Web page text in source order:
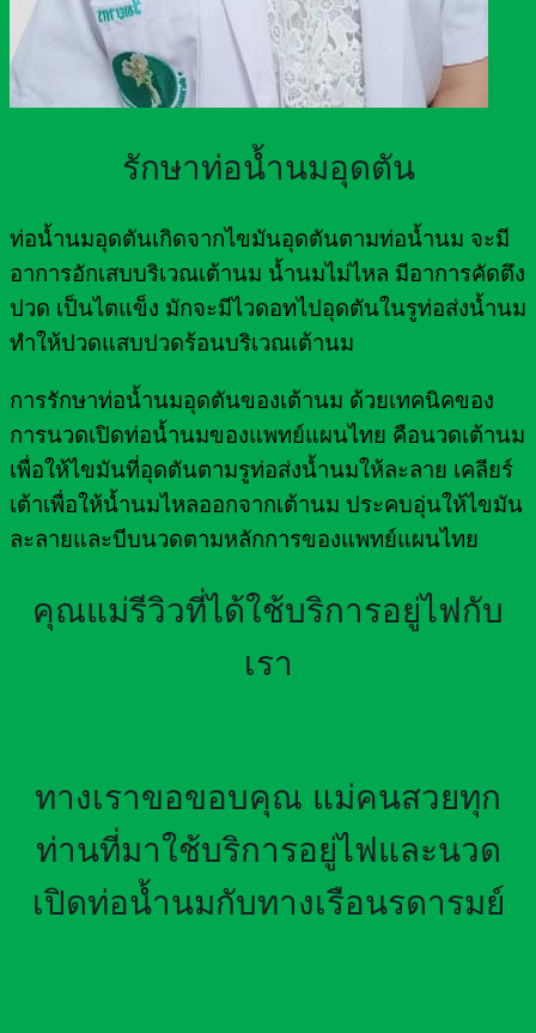
รักษาท่อน้ำนมอุดตัน
ท่อน้ำนมอุดตันเกิดจากไขมันอุดตันตามท่อน้ำนม จะมี
อาการอักเสบบริเวณเต้านม น้ำนมไม่ไหล มีอาการคัดตึง
ปวด เป็นไตแข็ง มักจะมีไวดอทไปอุดตันในรูท่อส่งน้ำนม
ทำให้ปวดแสบปวดร้อนบริเวณเต้านม
การรักษาท่อน้ำนมอุดตันของเต้านม ด้วยเทคนิคของ
การนวดเปิดท่อน้ำนมของแพทย์แผนไทย คือนวดเต้านม
เพื่อให้ไขมันที่อุดตันตามรูท่อส่งน้ำนมให้ละลาย เคลียร์
เต้าเพื่อให้น้ำนมไหลออกจากเต้านม ประคบอุ่นให้ไขมัน
ละลายและบีบนวดตามหลักการของแพทย์แผนไทย
คุณแม่รีวิวที่ได้ใช้บริการอยู่ไฟกับ
เรา
ทางเราขอขอบคุณ แม่คนสวยทุก
ท่านที่มาใช้บริการอยู่ไฟและนวด
เปิดท่อน้ำนมกับทางเรือนรดารมย์